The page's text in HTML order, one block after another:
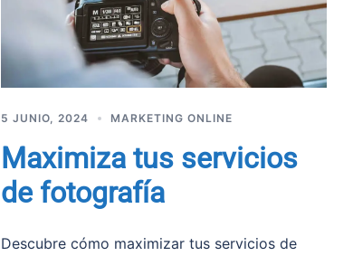
5 JUNIO, 2024 MARKETING ONLINE
Maximiza tus servicios
de fotografía
Descubre cómo maximizar tus servicios de